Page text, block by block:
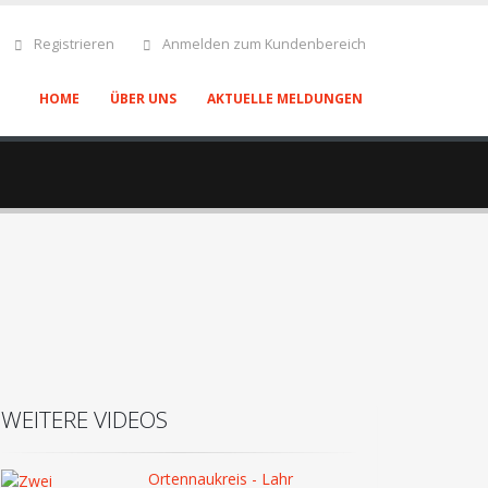
Registrieren Anmelden zum Kundenbereich
HOME ÜBER UNS AKTUELLE MELDUNGEN
WEITERE VIDEOS
Ortennaukreis - Lahr